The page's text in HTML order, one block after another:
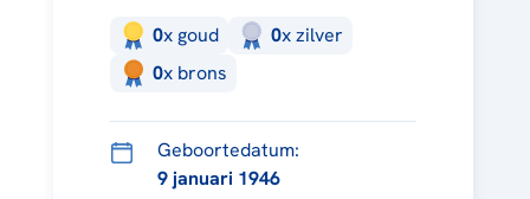
0x goud 0xzilver
0x brons
Geboortedatum:
9 januari 1946